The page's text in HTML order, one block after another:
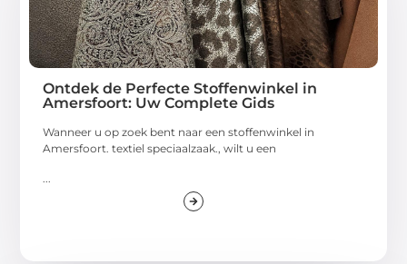
Ontdek de Perfecte Stoffenwinkel in
Amersfoort: Uw Complete Gids
Wanneer u op zoek bent naar een stoffenwinkel in
Amersfoort. textiel speciaalzaak., wilt u een